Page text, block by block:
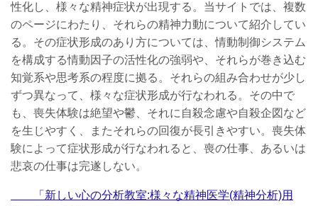
性化し、様々な精神症状が出現する。当サイトでは、複数
のページにわたり、それらの精神力動について紹介してい
る。その症状形成のあり方については、情動制御システム
を構成する情動因子の活性化の強弱や、それらが巻き込む
知覚系や思考系の程度に拠る。それらの組み合わせが少し
ずつ異なって、様々な症状形成が行なわれる。その中で
も、喪失体験は絶望や鬱、それに自殺念慮や自殺企図など
を生じやすく、またそれらの回復が長引きやすい。喪失体
験によって症状形成が行なわれると、喪の仕事、あるいは
悲哀の仕事は完遂しない。
「新しい心の分析教室:様々な精神医学(精神分析)用